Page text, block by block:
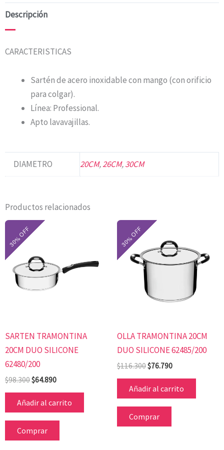
Descripción
CARACTERISTICAS
Sartén de acero inoxidable con mango (con orificio
para colgar).
Línea: Professional.
Apto lavavajillas.
DIAMETRO 20CM,26CM,30CM
Productos relacionados
SARTEN TRAMONTINA
20CM DUO SILICONE
62480/200
$98.300
precio
$98.300.
$64.890
$64.890.
Añadir al carrito
Comprar
OLLA TRAMONTINA 20CM
DUO SILICONE 62485/200
$116.300
El
original
era:
$116.300.
$76.790
actual
es:
$76.790.
Añadir al carrito
Comprar